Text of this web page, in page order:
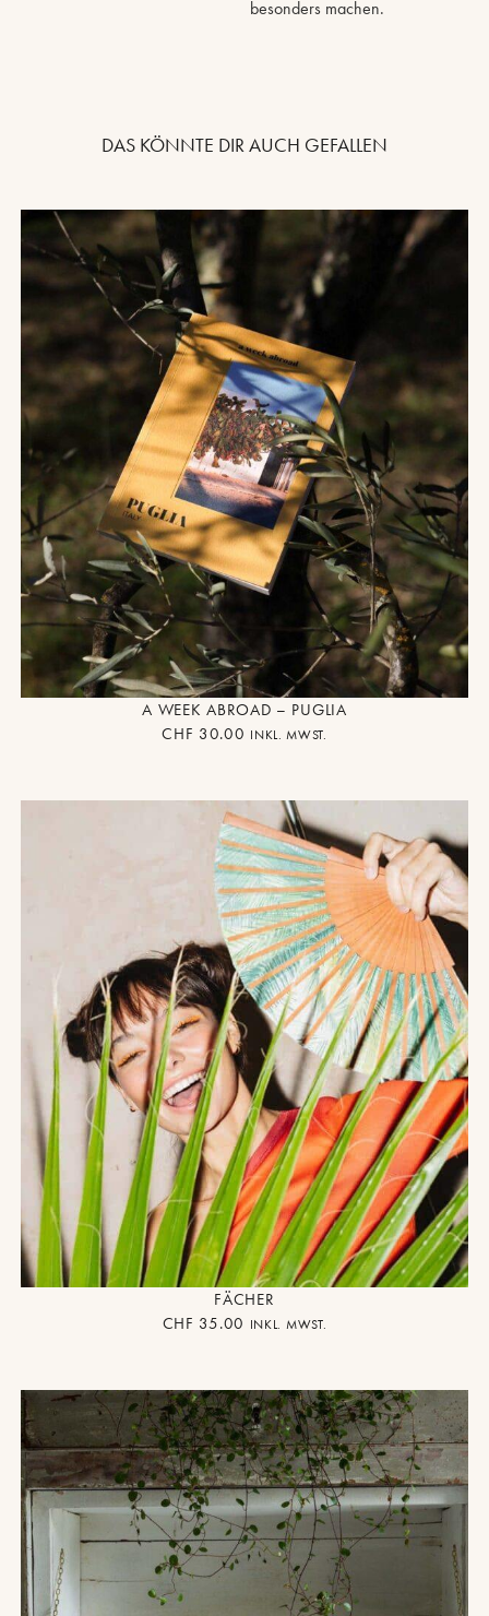
besonders machen.
DAS KÖNNTE DIR AUCH GEFALLEN
A WEEK ABROAD – PUGLIA
CHF 30.00 INKL. MWST.
FÄCHER
CHF 35.00 INKL. MWST.